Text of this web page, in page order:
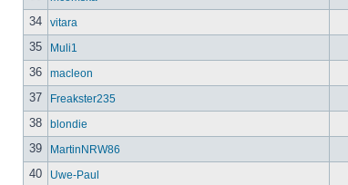
34
vitara
35
Muli1
36
macleon
37
Freakster235
38
blondie
39
MartinNRW86
40
Uwe-Paul